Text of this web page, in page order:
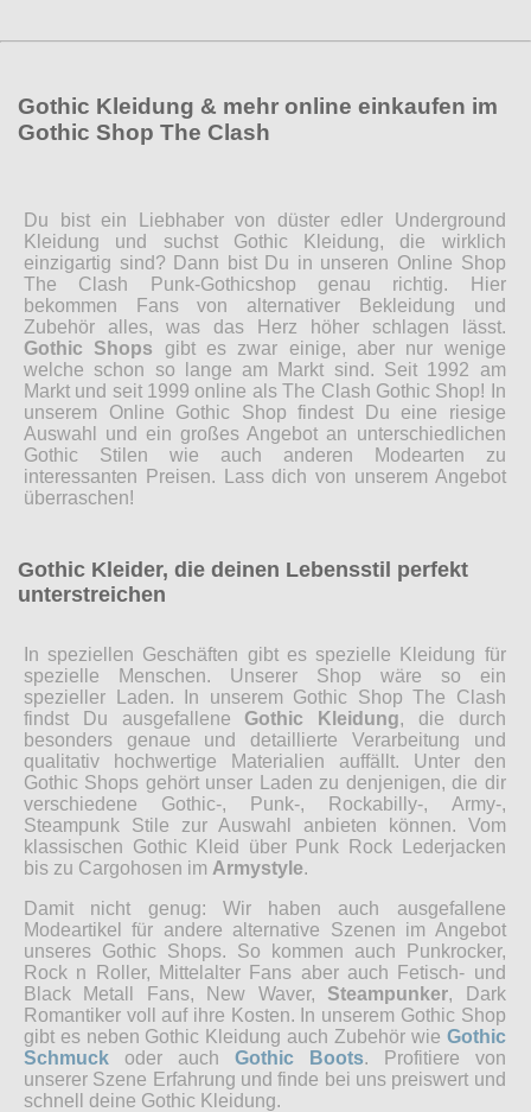
Gothic Kleidung & mehr online einkaufen im
Gothic Shop The Clash
Du bist ein Liebhaber von düster edler Underground
Kleidung und suchst Gothic Kleidung, die wirklich
einzigartig sind? Dann bist Du in unseren Online Shop
The Clash Punk-Gothicshop genau richtig. Hier
bekommen Fans von alternativer Bekleidung und
Zubehör alles, was das Herz höher schlagen lässt.
Gothic Shops gibt es zwar einige, aber nur wenige
welche schon so lange am Markt sind. Seit 1992 am
Markt und seit 1999 online als The Clash Gothic Shop! In
unserem Online Gothic Shop findest Du eine riesige
Auswahl und ein großes Angebot an unterschiedlichen
Gothic Stilen wie auch anderen Modearten zu
interessanten Preisen. Lass dich von unserem Angebot
überraschen!
Gothic Kleider, die deinen Lebensstil perfekt
unterstreichen
In speziellen Geschäften gibt es spezielle Kleidung für
spezielle Menschen. Unserer Shop wäre so ein
spezieller Laden. In unserem Gothic Shop The Clash
findst Du ausgefallene Gothic Kleidung, die durch
besonders genaue und detaillierte Verarbeitung und
qualitativ hochwertige Materialien auffällt. Unter den
Gothic Shops gehört unser Laden zu denjenigen, die dir
verschiedene Gothic-, Punk-, Rockabilly-, Army-,
Steampunk Stile zur Auswahl anbieten können. Vom
klassischen Gothic Kleid über Punk Rock Lederjacken
bis zu Cargohosen im Armystyle.
Damit nicht genug: Wir haben auch ausgefallene
Modeartikel für andere alternative Szenen im Angebot
unseres Gothic Shops. So kommen auch Punkrocker,
Rock n Roller, Mittelalter Fans aber auch Fetisch- und
Black Metall Fans, New Waver, Steampunker, Dark
Romantiker voll auf ihre Kosten. In unserem Gothic Shop
gibt es neben Gothic Kleidung auch Zubehör wie Gothic
Schmuck oder auch Gothic Boots. Profitiere von
unserer Szene Erfahrung und finde bei uns preiswert und
schnell deine Gothic Kleidung.